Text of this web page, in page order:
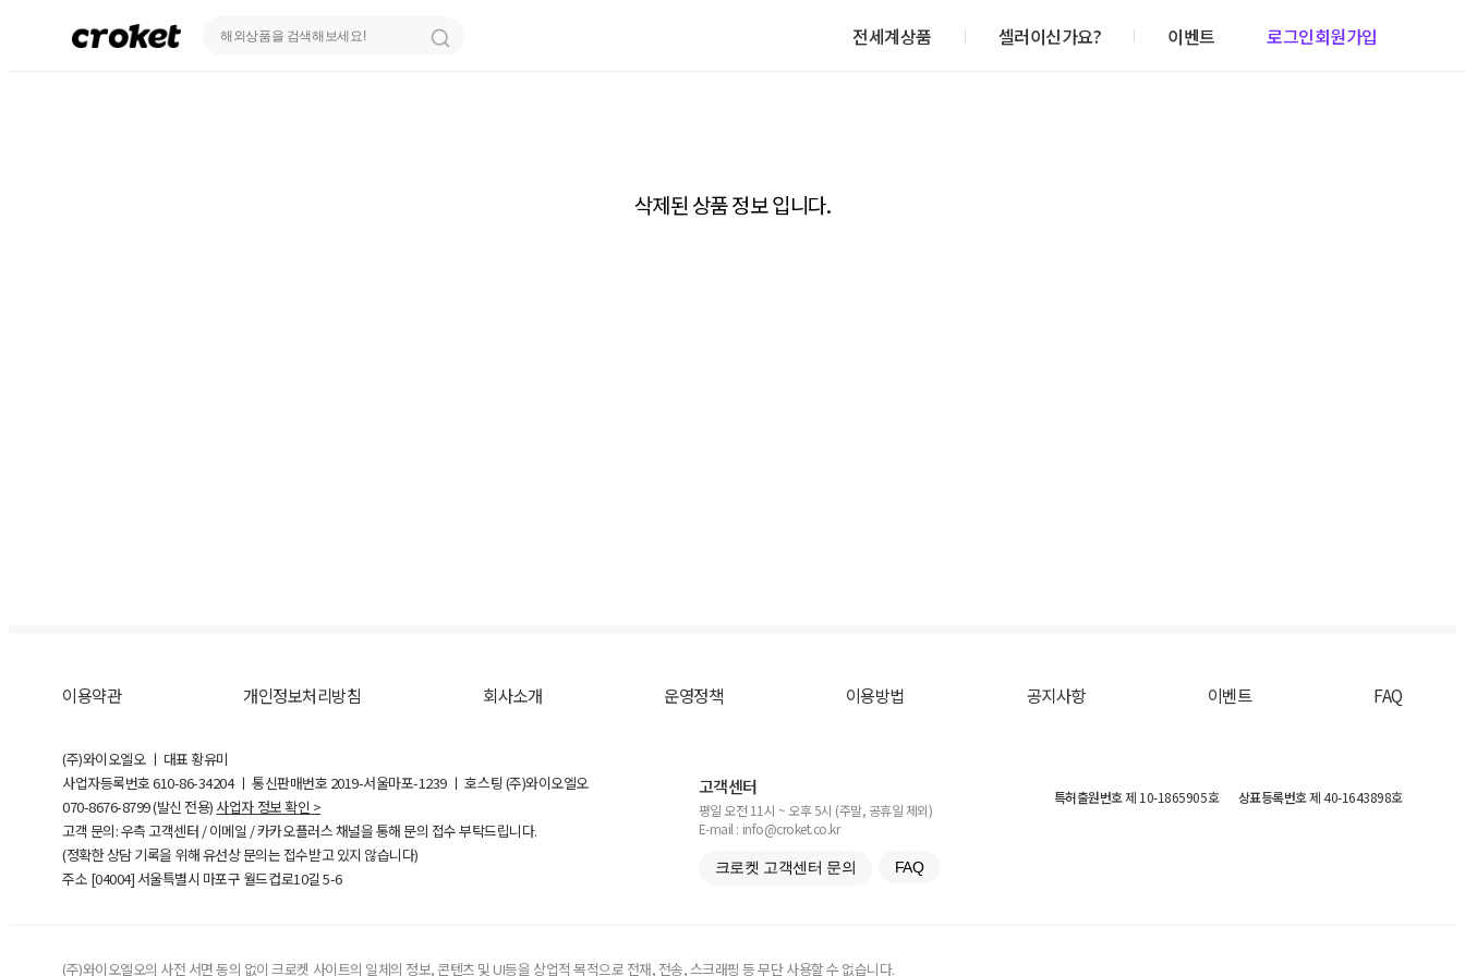
전세계상품 셀러이신가요? 이벤트 로그인회원가입
삭제된 상품 정보 입니다.
이용약관 개인정보처리방침 회사소개 운영정책 이용방법 공지사항 이벤트 FAQ
(주)와이오엘오 ㅣ 대표 황유미
사업자등록번호610-86-34204ㅣ 통신판매번호 2019-서울마포-1239 ㅣ 호스팅 (주)와이오엘오
070-8676-8799 (발신 전용) 사업자 정보 확인 >
고객 문의: 우측 고객센터 / 이메일 / 카카오플러스 채널을 통해 문의 접수 부탁드립니다.
(정확한 상담 기록을 위해 유선상 문의는 접수받고 있지 않습니다)
주소 [04004] 서울특별시 마포구 월드컵로10길5-6
고객센터
평일 오전 11시 ~ 오후 5시 (주말, 공휴일 제외)
E-mail : info@croket.co.kr
크로켓 고객센터 문의 FAQ
특허출원번호제 10-1865905호 상표등록번호제 40-1643898호
(주)와이오엘오의 사전 서면 동의 없이 크로켓 사이트의 일체의 정보, 콘텐츠 및 UI등을 상업적 목적으로 전재, 전송, 스크래핑 등 무단 사용할 수 없습니다.